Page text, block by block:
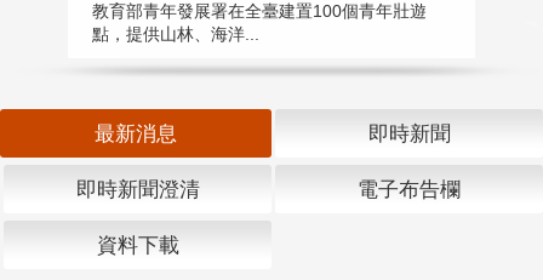
教育部青年發展署在全臺建置100個青年壯遊
點，提供山林、海洋...
最新消息 即時新聞
即時新聞澄清 電子布告欄
資料下載